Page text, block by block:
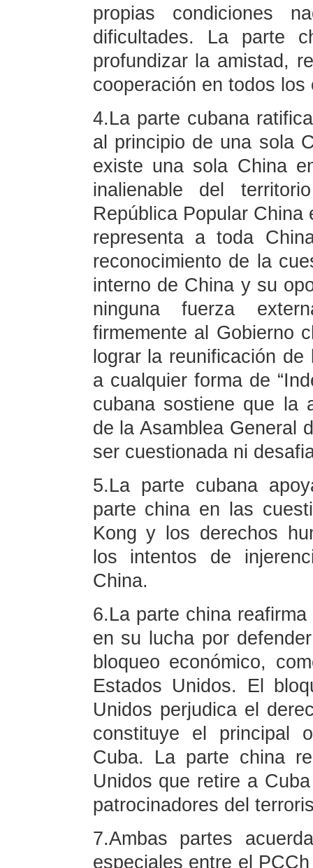
propias condiciones
dificultades. La parte
profundizar la amistad,
cooperación en todos
4.La parte cubana
al principio de una sola
existe una sola China
inalienable del
República Popular
representa a toda
reconocimiento de la
interno de China y su
ninguna fuerza
firmemente al Gobierno
lograr la reunificación
a cualquier forma de
cubana sostiene que la
de la Asamblea General
ser cuestionada ni
5.La parte cubana
parte china en las
Kong y los derechos
los intentos de
China.
6.La parte china
en su lucha por
bloqueo económico,
Estados Unidos. El
Unidos perjudica el
constituye el principal
Cuba. La parte china
Unidos que retire a
patrocinadores del
7.Ambas partes
especiales entre el